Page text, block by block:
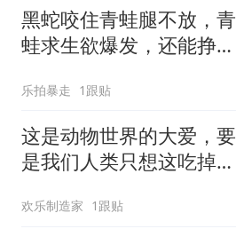
黑蛇咬住青蛙腿不放，青
蛙求生欲爆发，还能挣脱
乐拍暴走 1跟贴
这是动物世界的大爱，要
是我们人类只想这吃掉
欢乐制造家 1跟贴